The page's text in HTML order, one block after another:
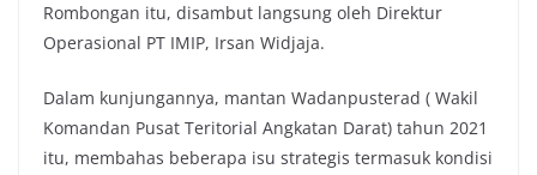
Rombongan itu, disambut langsung oleh Direktur
Operasional PT IMIP, Irsan Widjaja.
Dalam kunjungannya, mantan Wadanpusterad ( Wakil
Komandan Pusat Teritorial Angkatan Darat) tahun 2021
itu, membahas beberapa isu strategis termasuk kondisi